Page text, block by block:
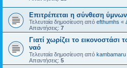
Επιτρέπεται η σύνθεση
Τελευταία δημοσίευση από efthumhs «
Απαντήσεις: 7
Γιατί χωρίζει το
ναό
Τελευταία δημοσίευση από kambamaru
Απαντήσεις: 5